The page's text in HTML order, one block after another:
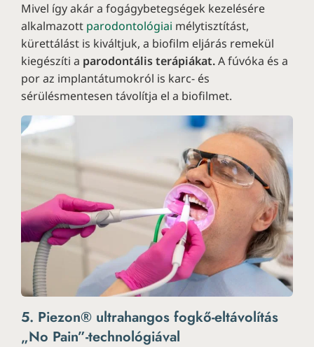
Mivel így akár a fogágybetegségek kezelésére
alkalmazott parodontológiai mélytisztítást,
kürettálást is kiváltjuk, a biofilm eljárás remekül
kiegészíti a parodontális terápiákat.A fúvóka és a
por az implantátumokról is karc- és
sérülésmentesen távolítja el a biofilmet.
5. Piezon® ultrahangos fogkő-eltávolítás
„No Pain”-technológiával